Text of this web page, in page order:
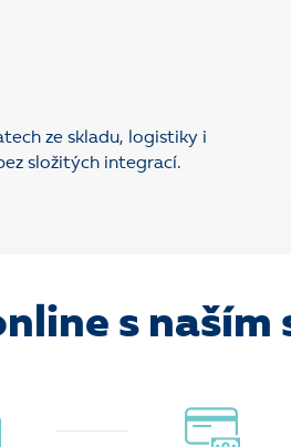
ze skladu, logistiky i
složitých integrací.
s naším